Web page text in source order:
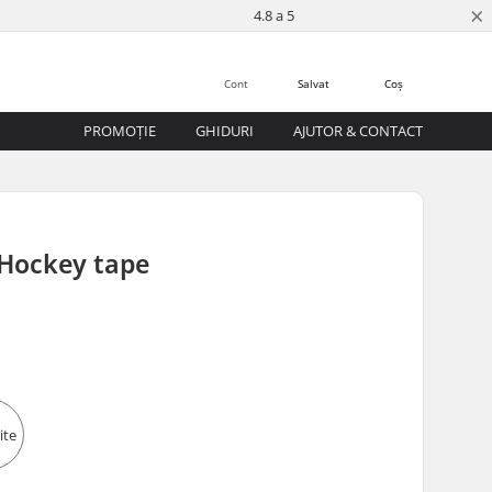
4.8 a 5 ×
Coș
Salvat
Cont
PROMOȚIE GHIDURI AJUTOR & CONTACT
tape